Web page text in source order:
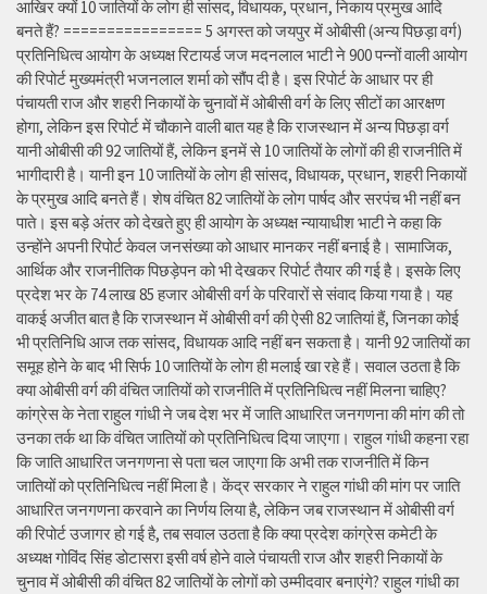
आखिर क्यों 10 जातियों के लोग ही सांसद, विधायक, प्रधान, निकाय प्रमुख आदि
बनते हैं? ================ 5 अगस्त को जयपुर में ओबीसी (अन्य पिछड़ा वर्ग)
प्रतिनिधित्व आयोग के अध्यक्ष रिटायर्ड जज मदनलाल भाटी ने 900 पन्नों वाली आयोग
की रिपोर्ट मुख्यमंत्री भजनलाल शर्मा को सौंप दी है। इस रिपोर्ट के आधार पर ही
पंचायती राज और शहरी निकायों के चुनावों में ओबीसी वर्ग के लिए सीटों का आरक्षण
होगा, लेकिन इस रिपोर्ट में चौकाने वाली बात यह है कि राजस्थान में अन्य पिछड़ा वर्ग
यानी ओबीसी की 92 जातियों हैं, लेकिन इनमें से 10 जातियों के लोगों की ही राजनीति में
भागीदारी है। यानी इन 10 जातियों के लोग ही सांसद, विधायक, प्रधान, शहरी निकायों
के प्रमुख आदि बनते हैं। शेष वंचित 82 जातियों के लोग पार्षद और सरपंच भी नहीं बन
पाते। इस बड़े अंतर को देखते हुए ही आयोग के अध्यक्ष न्यायाधीश भाटी ने कहा कि
उन्होंने अपनी रिपोर्ट केवल जनसंख्या को आधार मानकर नहीं बनाई है। सामाजिक,
आर्थिक और राजनीतिक पिछड़ेपन को भी देखकर रिपोर्ट तैयार की गई है। इसके लिए
प्रदेश भर के 74 लाख 85 हजार ओबीसी वर्ग के परिवारों से संवाद किया गया है। यह
वाकई अजीत बात है कि राजस्थान में ओबीसी वर्ग की ऐसी 82 जातियां हैं, जिनका कोई
भी प्रतिनिधि आज तक सांसद, विधायक आदि नहीं बन सकता है। यानी 92 जातियों का
समूह होने के बाद भी सिर्फ 10 जातियों के लोग ही मलाई खा रहे हैं। सवाल उठता है कि
क्या ओबीसी वर्ग की वंचित जातियों को राजनीति में प्रतिनिधित्व नहीं मिलना चाहिए?
कांग्रेस के नेता राहुल गांधी ने जब देश भर में जाति आधारित जनगणना की मांग की तो
उनका तर्क था कि वंचित जातियों को प्रतिनिधित्व दिया जाएगा। राहुल गांधी कहना रहा
कि जाति आधारित जनगणना से पता चल जाएगा कि अभी तक राजनीति में किन
जातियों को प्रतिनिधित्व नहीं मिला है। केंद्र सरकार ने राहुल गांधी की मांग पर जाति
आधारित जनगणना करवाने का निर्णय लिया है, लेकिन जब राजस्थान में ओबीसी वर्ग
की रिपोर्ट उजागर हो गई है, तब सवाल उठता है कि क्या प्रदेश कांग्रेस कमेटी के
अध्यक्ष गोविंद सिंह डोटासरा इसी वर्ष होने वाले पंचायती राज और शहरी निकायों के
चुनाव में ओबीसी की वंचित 82 जातियों के लोगों को उम्मीदवार बनाएंगे? राहुल गांधी का